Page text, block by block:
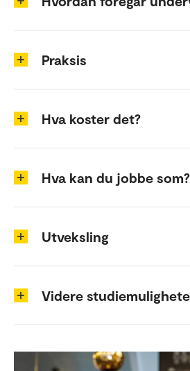
Praksis
Hva koster det?
Hva kan du jobbe som?
Utveksling
Videre